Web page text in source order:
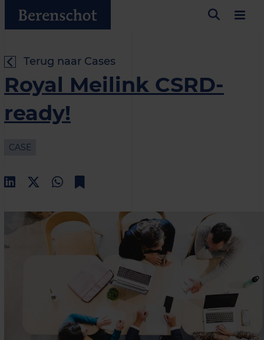
Terug naar Cases
Royal Meilink CSRD-
ready!
CASE